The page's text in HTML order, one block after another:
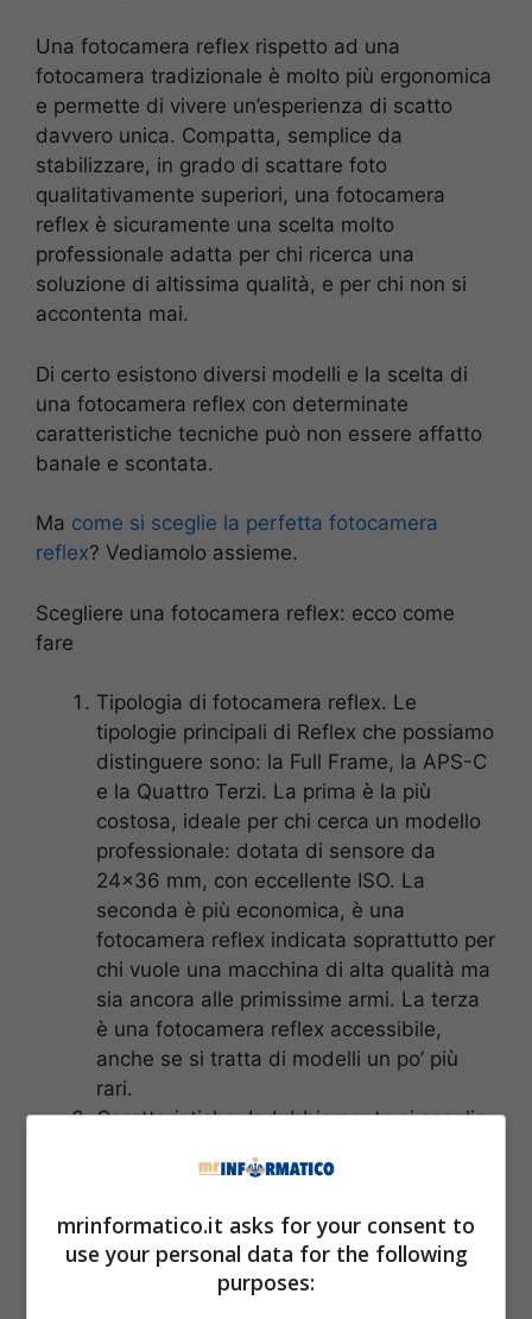
Una fotocamera reflex rispetto ad una
fotocamera tradizionale è molto più ergonomica
e permette di vivere un’esperienza di scatto
davvero unica. Compatta, semplice da
stabilizzare, in grado di scattare foto
qualitativamente superiori, una fotocamera
reflex è sicuramente una scelta molto
professionale adatta per chi ricerca una
soluzione di altissima qualità, e per chi non si
accontenta mai.
Di certo esistono diversi modelli e la scelta di
una fotocamera reflex con determinate
caratteristiche tecniche può non essere affatto
banale e scontata.
Ma come si sceglie la perfetta fotocamera
reflex? Vediamolo assieme.
Scegliere una fotocamera reflex: ecco come
fare
Tipologia di fotocamera reflex. Le
tipologie principali di Reflex che possiamo
distinguere sono: la Full Frame, la APS-C
e la Quattro Terzi. La prima è la più
costosa, ideale per chi cerca un modello
professionale: dotata di sensore da
24×36 mm, con eccellente ISO. La
seconda è più economica, è una
fotocamera reflex indicata soprattutto per
chi vuole una macchina di alta qualità ma
sia ancora alle primissime armi. La terza
è una fotocamera reflex accessibile,
anche se si tratta di modelli un po’ più
rari.
Caratteristiche. Indubbiamente si sceglie
sue caratteristiche tecniche, che però
considerazione tutte. Di certo, a seconda
del tipo di prestazione, foto, condizioni
dello scatto che intendete avere potete
mrinformatico.it asks for your consent to
use your personal data for the following
purposes: